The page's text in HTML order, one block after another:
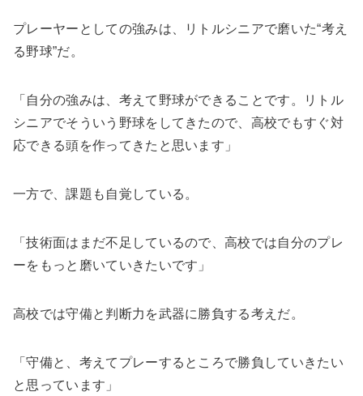
プレーヤーとしての強みは、リトルシニアで磨いた“考え
る野球”だ。
「自分の強みは、考えて野球ができることです。リトル
シニアでそういう野球をしてきたので、高校でもすぐ対
応できる頭を作ってきたと思います」
一方で、課題も自覚している。
「技術面はまだ不足しているので、高校では自分のプレ
ーをもっと磨いていきたいです」
高校では守備と判断力を武器に勝負する考えだ。
「守備と、考えてプレーするところで勝負していきたい
と思っています」